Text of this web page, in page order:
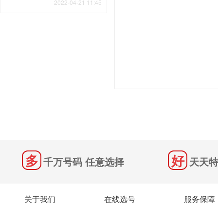
2022-04-21 11:45
千万号码 任意选择 天天
关于我们 在线选号 服务保障